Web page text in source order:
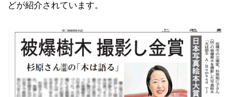
どが紹介されています。